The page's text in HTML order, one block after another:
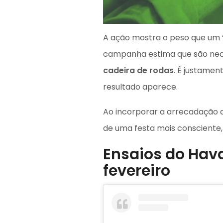
A ação mostra o peso que
campanha estima que são
cadeira de rodas. É
resultado aparece.
Ao incorporar a arrecadação
de uma festa mais
Ensaios do
fevereiro